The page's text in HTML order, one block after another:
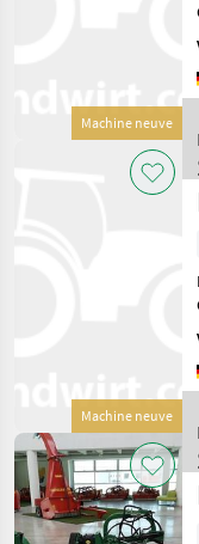
Machine neuve
Machine neuve